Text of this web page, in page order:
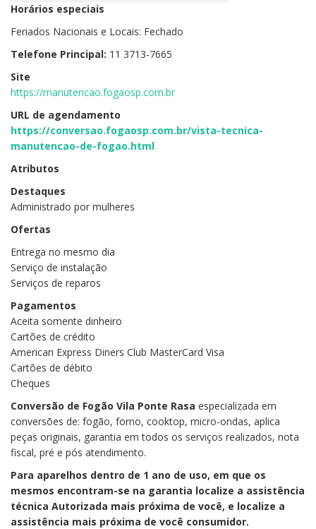
Horários especiais
Feriados Nacionais e Locais: Fechado
Telefone Principal: 11 3713-7665
Site
https://manutencao.fogaosp.com.br
URL de agendamento
https://conversao.fogaosp.com.br/vista-tecnica-
manutencao-de-fogao.html
Atributos
Destaques
Administrado por mulheres
Ofertas
Entrega no mesmo dia
Serviço de instalação
Serviços de reparos
Pagamentos
Aceita somente dinheiro
Cartões de crédito
American Express Diners Club MasterCard Visa
Cartões de débito
Cheques
Conversão de Fogão Vila Ponte Rasa especializada em
conversões de: fogão, forno, cooktop, micro-ondas, aplica
peças originais, garantia em todos os serviços realizados, nota
fiscal, pré e pós atendimento.
Para aparelhos dentro de 1 ano de uso, em que os
mesmos encontram-se na garantia localize a assistência
técnica Autorizada mais próxima de você, e localize a
assistência mais próxima de você consumidor.